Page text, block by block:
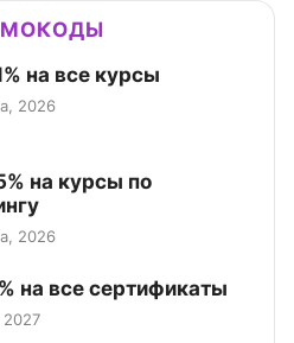
на все курсы
2026
на курсы по
2026
на все сертификаты
2027